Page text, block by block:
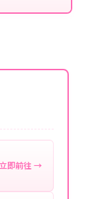
需求，確
立即前往 →